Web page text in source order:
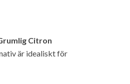
Citron
är idealiskt för